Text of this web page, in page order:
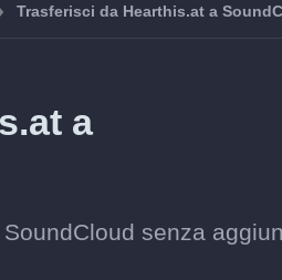
Trasferisci da Hearthis.at a
a
senza